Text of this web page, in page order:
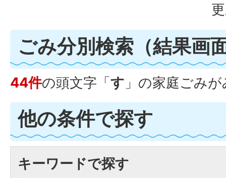
ごみ分別検索 （結果画
44件の頭文字「す 」の家庭ごみが
他の条件で探す
キーワードで探す